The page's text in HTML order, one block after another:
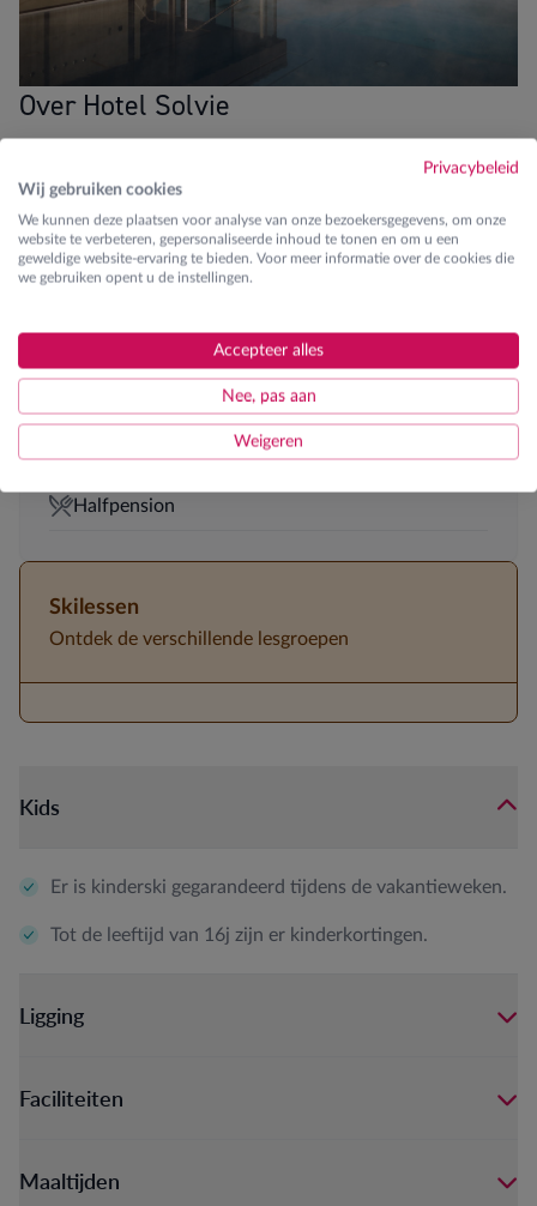
Privacybeleid
Wij gebruiken cookies
We kunnen deze plaatsen voor analyse van onze bezoekersgegevens, om onze
website te verbeteren, gepersonaliseerde inhoud te tonen en om u een
geweldige website-ervaring te bieden. Voor meer informatie over de cookies die
we gebruiken opent u de instellingen.
Accepteer alles
Nee, pas aan
Weigeren
Over Hotel Solvie
Blikvangers
8km van dalstation
Uitgebreide spa en wellness
Fitness
5-persoonskamers aanwezig
Halfpension
Skilessen
Ontdek de verschillende lesgroepen
Kids
Er is kinderski gegarandeerd tijdens de vakantieweken.
Tot de leeftijd van 16j zijn er kinderkortingen.
Ligging
Faciliteiten
Maaltijden